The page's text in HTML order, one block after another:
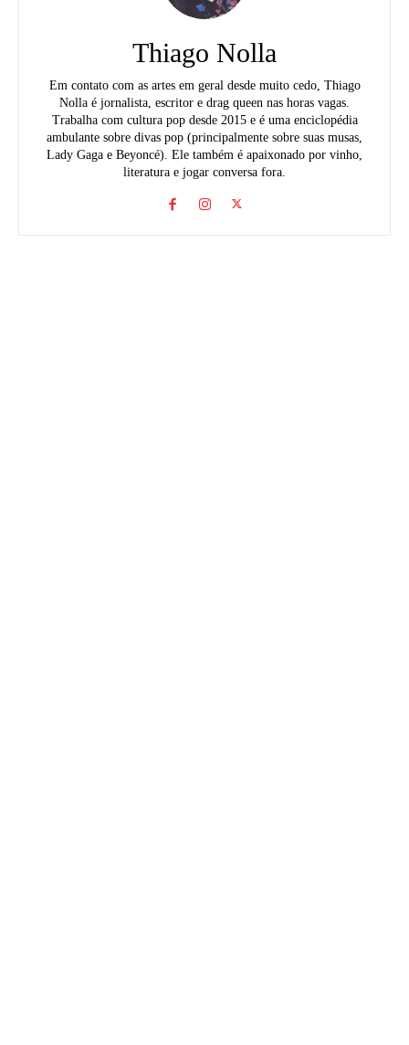
Thiago Nolla
Em contato com as artes em geral desde muito cedo, Thiago
Nolla é jornalista, escritor e drag queen nas horas vagas.
Trabalha com cultura pop desde 2015 e é uma enciclopédia
ambulante sobre divas pop (principalmente sobre suas musas,
Lady Gaga e Beyoncé). Ele também é apaixonado por vinho,
literatura e jogar conversa fora.